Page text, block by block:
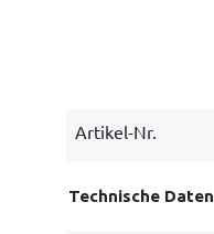
Artikel-Nr.
Technische Daten